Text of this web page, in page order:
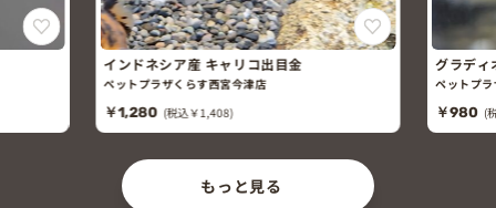
インドネシア産 キャリコ出目金
ペットプラザくらす西宮今津店
￥1,280 (税込￥1,408)
グラディオメ
ペットプラザく
￥980 (税込￥
もっと見る